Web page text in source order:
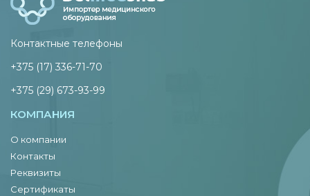
Контактные телефоны
+375 (17) 336-71-70
+375 (29) 673-93-99
КОМПАНИЯ
О компании
Контакты
Реквизиты
Сертификаты